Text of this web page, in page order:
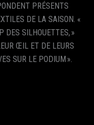
PRÉSENTS
DE LA SAISON. «
DES SILHOUETTES, »
ŒIL ET DE LEURS
SUR LE PODIUM ».